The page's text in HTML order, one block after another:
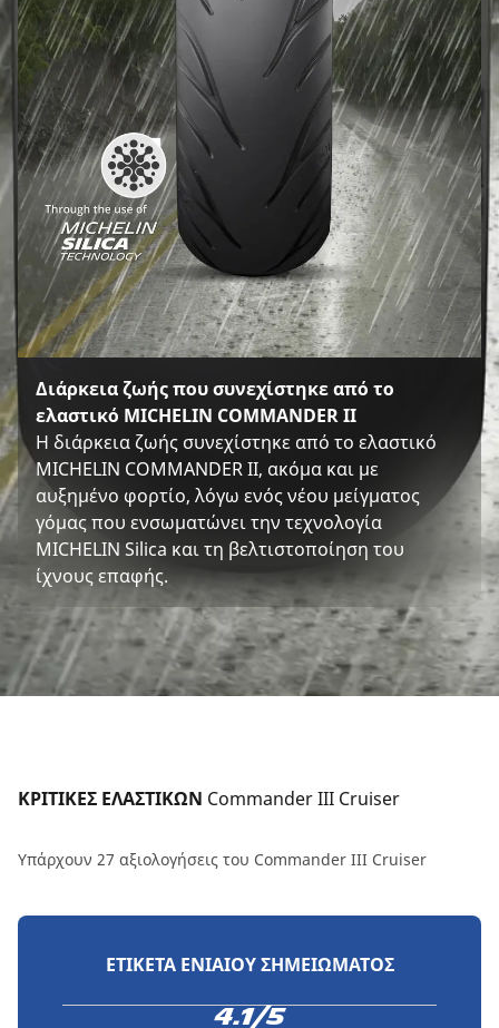
Διάρκεια ζωής που συνεχίστηκε από το
ελαστικό MICHELIN COMMANDER II
Η διάρκεια ζωής συνεχίστηκε από το ελαστικό
MICHELIN COMMANDER II, ακόμα και με
αυξημένο φορτίο, λόγω ενός νέου μείγματος
γόμας που ενσωματώνει την τεχνολογία
MICHELIN Silica και τη βελτιστοποίηση του
ίχνους επαφής.
ΚΡΙΤΙΚΕΣ ΕΛΑΣΤΙΚΩΝ Commander III Cruiser
Υπάρχουν 27 αξιολογήσεις του Commander III Cruiser
ΕΤΙΚΈΤΑ ΕΝΙΑΊΟΥ ΣΗΜΕΙΏΜΑΤΟΣ
4.1/5